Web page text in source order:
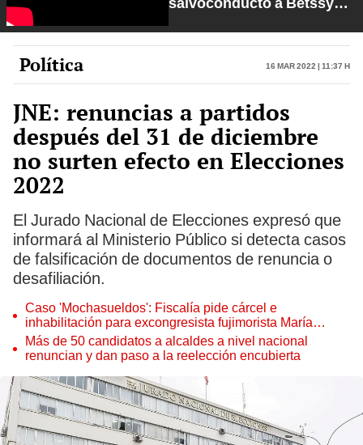
Petroperú | Sin Guion con
Rosa María Palacios
Política 16 Mar 2022 | 11:37 h
JNE: renuncias a partidos
después del 31 de diciembre
no surten efecto en Elecciones
2022
El Jurado Nacional de Elecciones expresó que
informará al Ministerio Público si detecta casos
de falsificación de documentos de renuncia o
desafiliación.
Caso 'Mochasueldos': Fiscalía pide cárcel e
inhabilitación para excongresista fujimorista María
Cordero Jon Tay
Más de 50 candidatos a alcaldes a nivel nacional
renuncian y dan paso a la reelección encubierta